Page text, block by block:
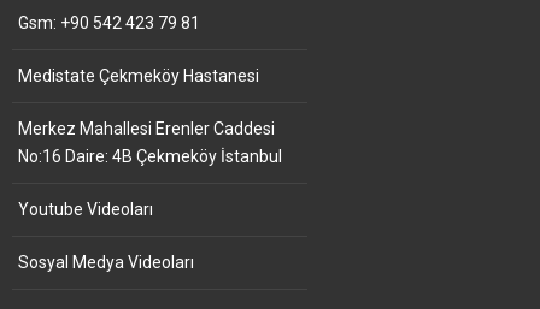
Gsm: +90 542 423 79 81
Medistate Çekmeköy Hastanesi
Merkez Mahallesi Erenler Caddesi
No:16 Daire: 4B Çekmeköy İstanbul
Youtube Videoları
Sosyal Medya Videoları